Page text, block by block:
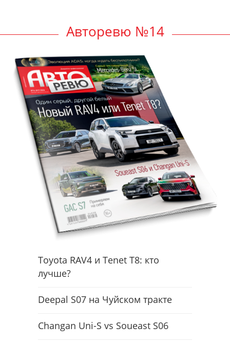
Авторевю №14
Toyota RAV4 и Tenet T8: кто
лучше?
Deepal S07 на Чуйском тракте
Changan Uni-S vs Soueast S06